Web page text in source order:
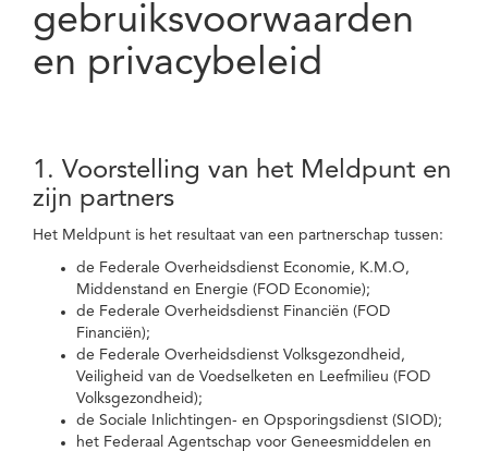
gebruiksvoorwaarden
en privacybeleid
1. Voorstelling van het Meldpunt en
zijn partners
Het Meldpunt is het resultaat van een partnerschap tussen:
de Federale Overheidsdienst Economie, K.M.O,
Middenstand en Energie (FOD Economie);
de Federale Overheidsdienst Financiën (FOD
Financiën);
de Federale Overheidsdienst Volksgezondheid,
Veiligheid van de Voedselketen en Leefmilieu (FOD
Volksgezondheid);
de Sociale Inlichtingen- en Opsporingsdienst (SIOD);
het Federaal Agentschap voor Geneesmiddelen en